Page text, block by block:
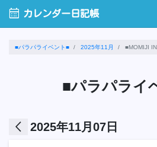
calendar_month カレンダー日記帳
■パラパライベント■ 2025年11月 ■MOMIJI
■パラパライ
arrow_back_ios 2025年11月07日